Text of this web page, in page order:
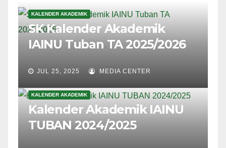
KALENDER AKADEMIK
SK Kalender Akademik
IAINU Tuban TA 2025/2026
JUL 25, 2025 MEDIA CENTER
KALENDER AKADEMIK
Kalender Akademik IAINU
TUBAN 2024/2025